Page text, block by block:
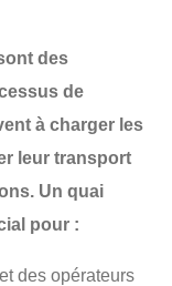
des
de
à charger les
leur transport
Un quai
pour :
et des opérateurs